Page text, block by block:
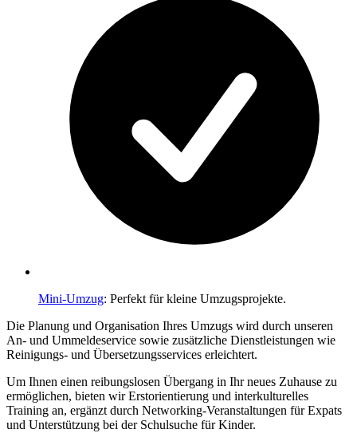
Mini-Umzug: Perfekt für kleine Umzugsprojekte.
Die Planung und Organisation Ihres Umzugs wird durch unseren
An- und Ummeldeservice sowie zusätzliche Dienstleistungen wie
Reinigungs- und Übersetzungsservices erleichtert.
Um Ihnen einen reibungslosen Übergang in Ihr neues Zuhause zu
ermöglichen, bieten wir Erstorientierung und interkulturelles
Training an, ergänzt durch Networking-Veranstaltungen für Expats
und Unterstützung bei der Schulsuche für Kinder.